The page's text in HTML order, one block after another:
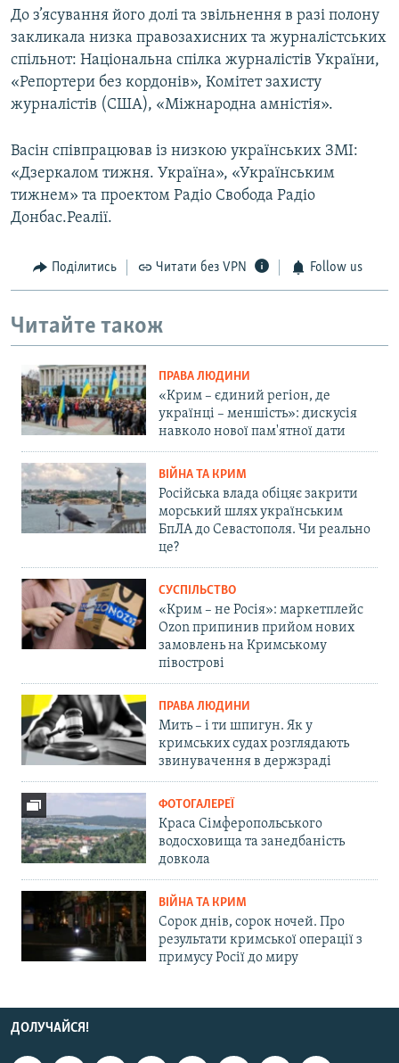
До з’ясування його долі та звільнення в разі полону
закликала низка правозахисних та журналістських
спільнот: Національна спілка журналістів України,
«Репортери без кордонів», Комітет захисту
журналістів (США), «Міжнародна амністія».
Васін співпрацював із низкою українських ЗМІ:
«Дзеркалом тижня. Україна», «Українським
тижнем» та проектом Радіо Свобода Радіо
Донбас.Реалії.
Поділитись Читати без VPN Follow us
Читайте також
ПРАВА ЛЮДИНИ
«Крим – єдиний регіон, де
українці – меншість»: дискусія
навколо нової пам'ятної дати
ВІЙНА ТА КРИМ
Російська влада обіцяє закрити
морський шлях українським
БпЛА до Севастополя. Чи реально
це?
СУСПІЛЬСТВО
«Крим – не Росія»: маркетплейс
Ozon припинив прийом нових
замовлень на Кримському
півострові
ПРАВА ЛЮДИНИ
Мить – і ти шпигун. Як у
кримських судах розглядають
звинувачення в держзраді
ФОТОГАЛЕРЕЇ
Краса Сімферопольського
водосховища та занедбаність
довкола
ВІЙНА ТА КРИМ
Сорок днів, сорок ночей. Про
результати кримської операції з
примусу Росії до миру
ДОЛУЧАЙСЯ!